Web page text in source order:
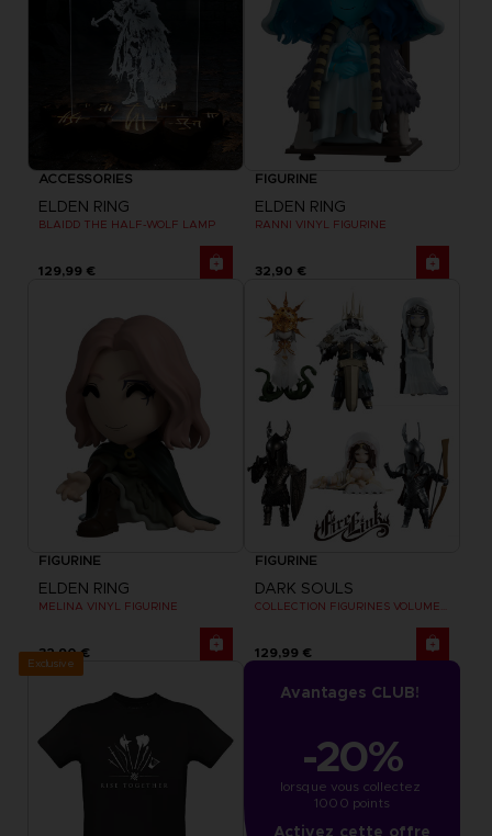
ACCESSORIES
ELDEN RING
BLAIDD THE HALF-WOLF LAMP
129,99 €
FIGURINE
ELDEN RING
RANNI VINYL FIGURINE
32,90 €
FIGURINE
ELDEN RING
MELINA VINYL FIGURINE
32,90 €
FIGURINE
DARK SOULS
129,99 €
Exclusive
Avantages CLUB!
-20%
lorsque vous collectez
1000 points
Activez cette offre